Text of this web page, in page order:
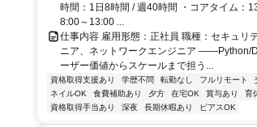
時間：1日8時間 / 週40時間 ・コアタイム：
8:00～13:00 ...
仕事内容 雇用形態：正社員 職種：セキュリ
ニア、ネットワークエンジニア ――Python/
ーザー価値からスケールまで担う...
資格取得支援あり 学歴不問 転勤なし フルリモート
ネイルOK
食費補助あり 夕方 在宅OK 賞与あり 育
資格取得手当あり
深夜 長期休暇あり ピアスOK